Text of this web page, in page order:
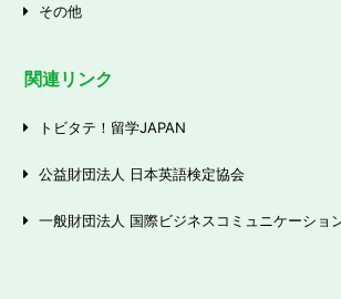
その他
関連リンク
トビタテ！留学JAPAN
公益財団法人 日本英語検定協会
一般財団法人 国際ビジネスコミュニケーショ